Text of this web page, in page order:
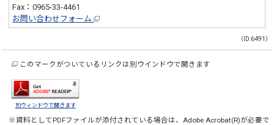
Fax：0965-33-4461
お問い合わせフォーム
（ID:6491）
このマークがついているリンクは別ウインドウで開きます
別ウィンドウで開きます
※資料としてPDFファイルが添付されている場合は、 Adobe Acrobat(R)が必要で